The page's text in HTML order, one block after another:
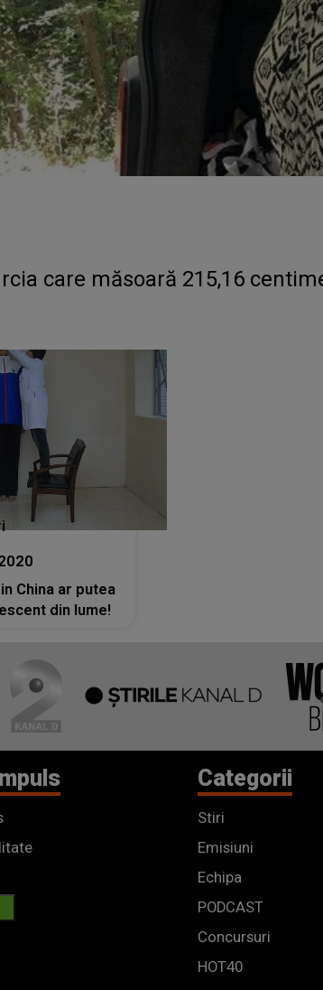
care măsoară 215,16
China ar putea
din lume!
Categorii
Stiri
Emisiuni
Echipa
PODCAST
Concursuri
HOT40